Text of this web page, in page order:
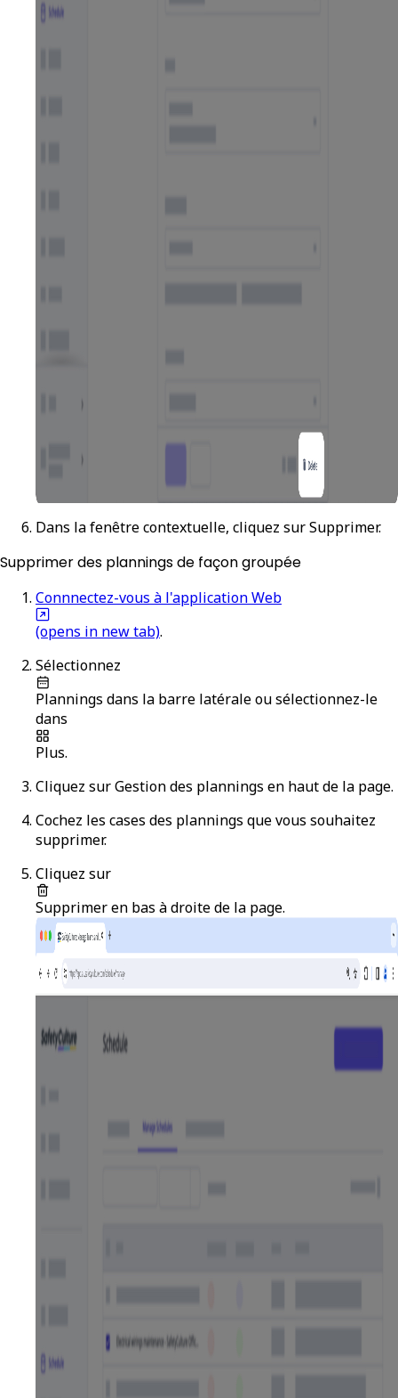
Dans la fenêtre contextuelle, cliquez surSupprimer.
Supprimer des plannings de façon groupée
Connnectez-vous à l'application Web
(opens in new tab).
Sélectionnez
Plannings dans la barre latérale ou sélectionnez-le
dans
Plus.
Cliquez surGestion des plannings en haut de la page.
Cochez les cases des plannings que vous souhaitez
supprimer.
Cliquez sur
Supprimeren bas à droite de la page.